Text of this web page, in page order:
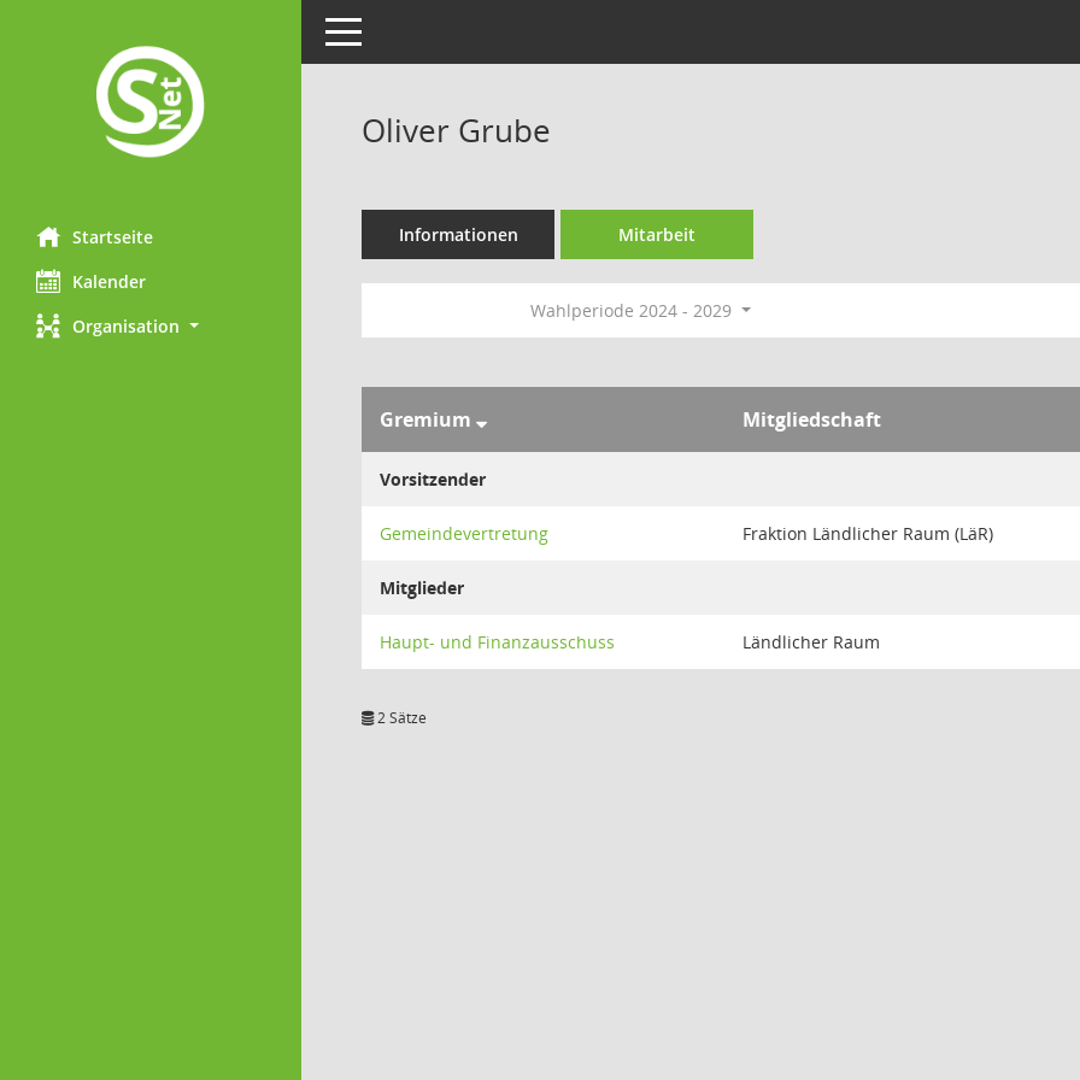
Startseite
Kalender
Organisation
Toggle navigation
Oliver Grube
Informationen Mitarbeit
Wahlperiode 2024 - 2029
Gremium Mitgliedschaft
Vorsitzender
Gemeindevertretung Fraktion Ländlicher Raum (LäR)
Mitglieder
Haupt- und Finanzausschuss Ländlicher Raum
2 Sätze